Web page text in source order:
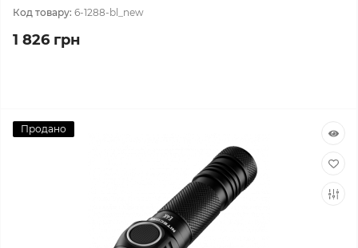
Код товару: 6-1288-bl_new
1 826 грн
Продано